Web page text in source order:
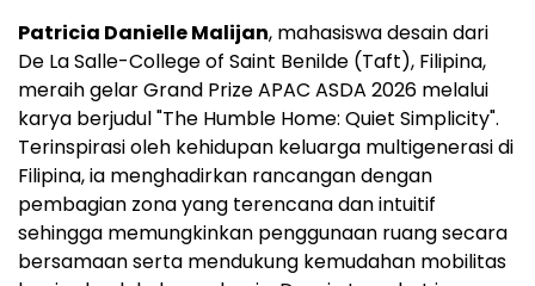
Patricia Danielle Malijan, mahasiswa desain dari
De La Salle-College of Saint Benilde (Taft), Filipina,
meraih gelar Grand Prize APAC ASDA 2026 melalui
karya berjudul "The Humble Home: Quiet Simplicity".
Terinspirasi oleh kehidupan keluarga multigenerasi di
Filipina, ia menghadirkan rancangan dengan
pembagian zona yang terencana dan intuitif
sehingga memungkinkan penggunaan ruang secara
bersamaan serta mendukung kemudahan mobilitas